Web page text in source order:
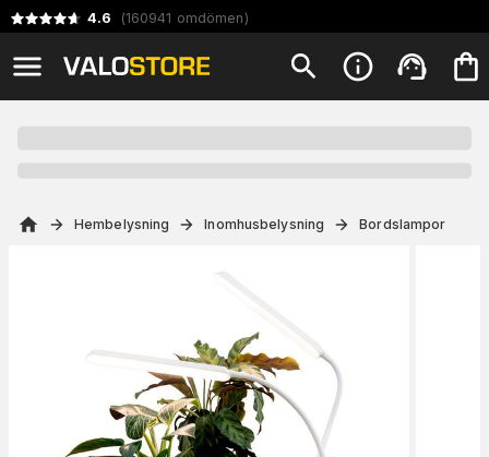
4.6 (160941 omdömen)
Hembelysning Inomhusbelysning Bordslampor